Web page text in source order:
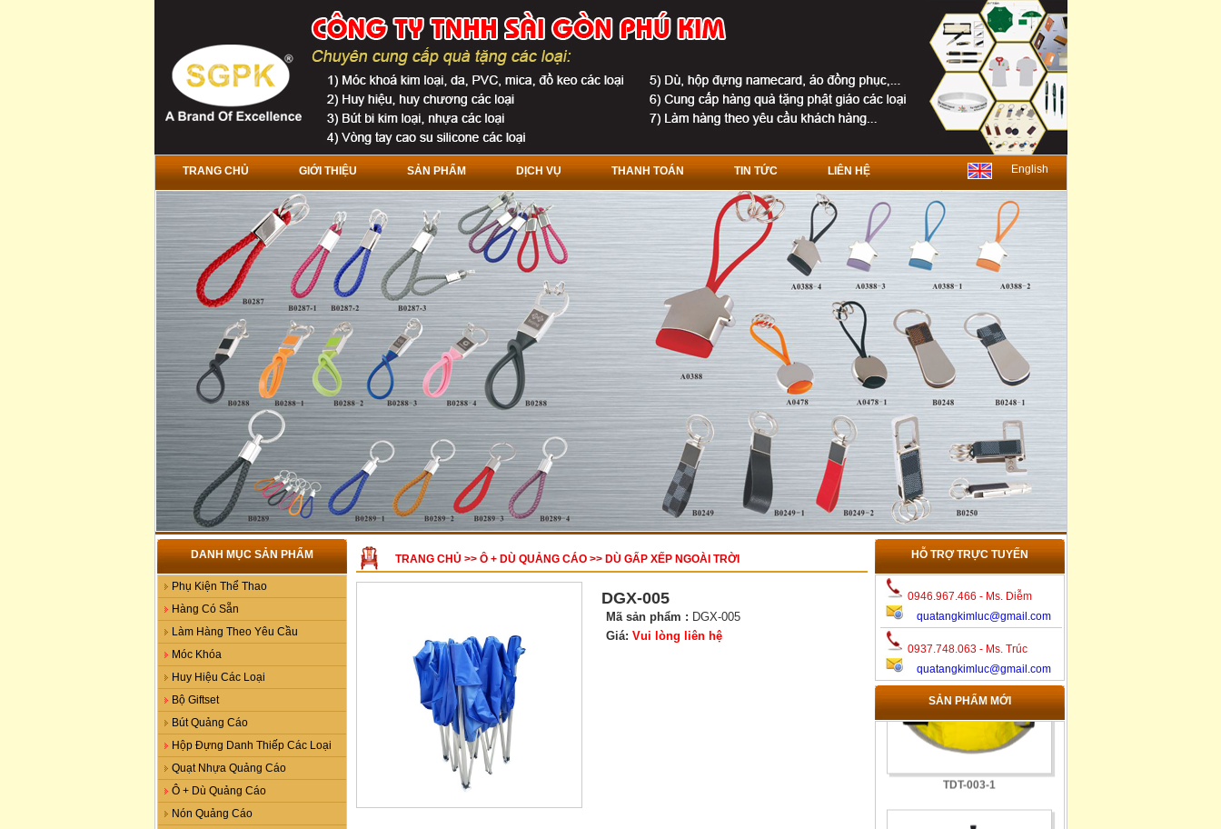
TRANG CHỦ GIỚI THIỆU SẢN PHẨM DỊCH VỤ THANH TOÁN TIN TỨC LIÊN HỆ English
DANH MỤC SẢN PHẨM
Phụ Kiện Thể Thao
Hàng Có Sẵn
Làm Hàng Theo Yêu Cầu
Móc Khóa
Huy Hiệu Các Loại
Bộ Giftset
Bút Quảng Cáo
Hộp Đựng Danh Thiếp Các Loại
Quạt Nhựa Quảng Cáo
Ô + Dù Quảng Cáo
Nón Quảng Cáo
TRANG CHỦ >> Ô + DÙ QUẢNG CÁO>> DÙ GẤP XẾP NGOÀI TRỜI
DGX-005
Mã sản phẩm : DGX-005
Giá: Vui lòng liên hệ
HỖ TRỢ TRỰC TUYẾN
0946.967.466 - Ms. Diễm
quatangkimluc@gmail.com
0937.748.063 - Ms. Trúc
quatangkimluc@gmail.com
SẢN PHẨM MỚI
TDT-010-2
TDT-003-1